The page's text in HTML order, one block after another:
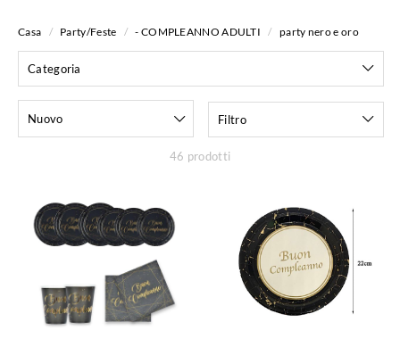
Casa / Party/Feste / - COMPLEANNO ADULTI / party nero e oro
Categoria
Nuovo Filtro
46 prodotti